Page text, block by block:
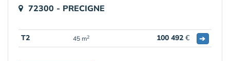
72300 - PRECIGNE
T2 45 m2 100 492 € ➔